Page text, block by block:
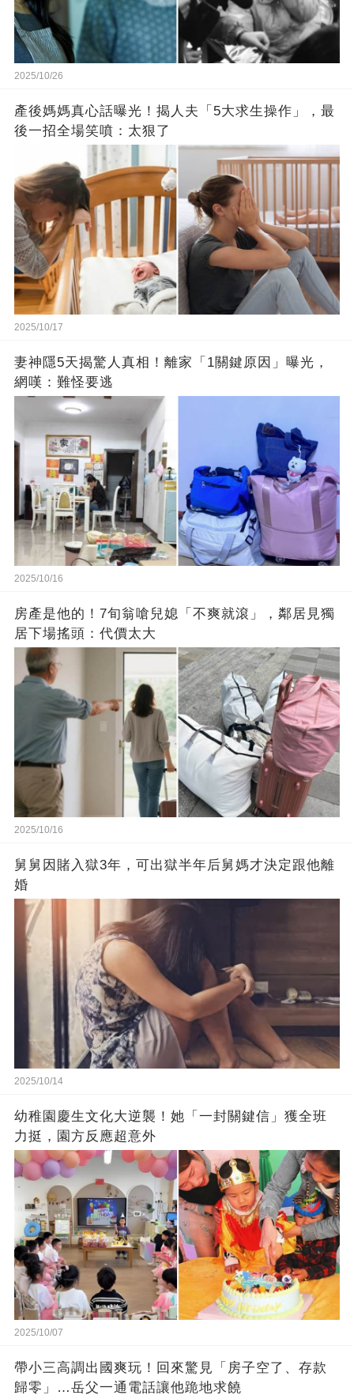
2025/10/26
產後媽媽真心話曝光！揭人夫「5大求生操作」，最
後一招全場笑噴：太狠了
2025/10/17
妻神隱5天揭驚人真相！離家「1關鍵原因」曝光，
網嘆：難怪要逃
2025/10/16
房產是他的！7旬翁嗆兒媳「不爽就滾」，鄰居見獨
居下場搖頭：代價太大
2025/10/16
舅舅因賭入獄3年，可出獄半年后舅媽才決定跟他離
婚
2025/10/14
幼稚園慶生文化大逆襲！她「一封關鍵信」獲全班
力挺，園方反應超意外
2025/10/07
帶小三高調出國爽玩！回來驚見「房子空了、存款
歸零」…岳父一通電話讓他跪地求饒